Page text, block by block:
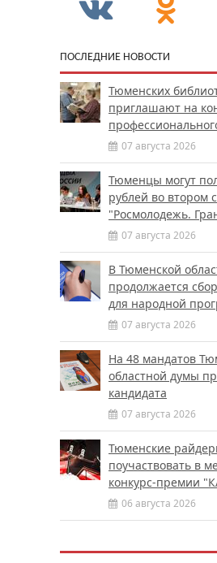
ПОСЛЕДНИЕ НОВОСТИ
Тюменских
приглашают на
07 августа 2026
Тюменцы могут
рублей во втором
"Росмолодежь.
07 августа 2026
В Тюменской
продолжается
для народной
07 августа 2026
На 48 мандатов
областной думы
кандидата
07 августа 2026
Тюменские
поучаствовать в
конкурс-премии
06 августа 2026